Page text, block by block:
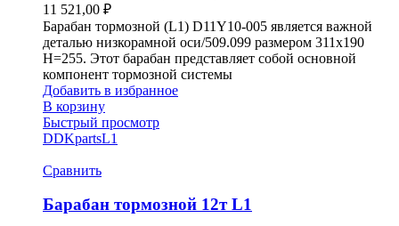
11 521,00 ₽
Барабан тормозной (L1) D11Y10-005 является важной
деталью низкорамной оси/509.099 размером 311х190
H=255. Этот барабан представляет собой основной
компонент тормозной системы
Добавить в избранное
В корзину
Быстрый просмотр
DDKpartsL1
Сравнить
Барабан тормозной 12т L1